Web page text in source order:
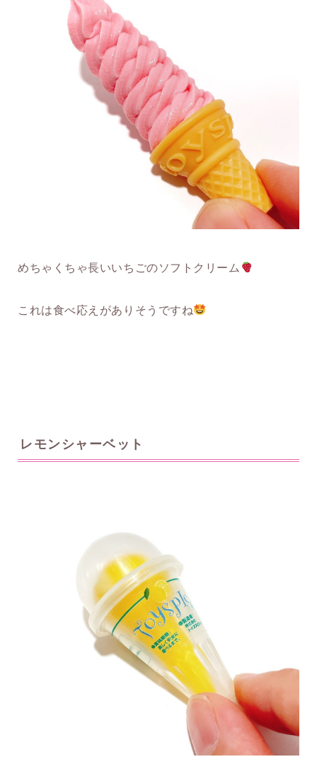
めちゃくちゃ長いいちごのソフトクリーム
これは食べ応えがありそうですね
レモンシャーベット